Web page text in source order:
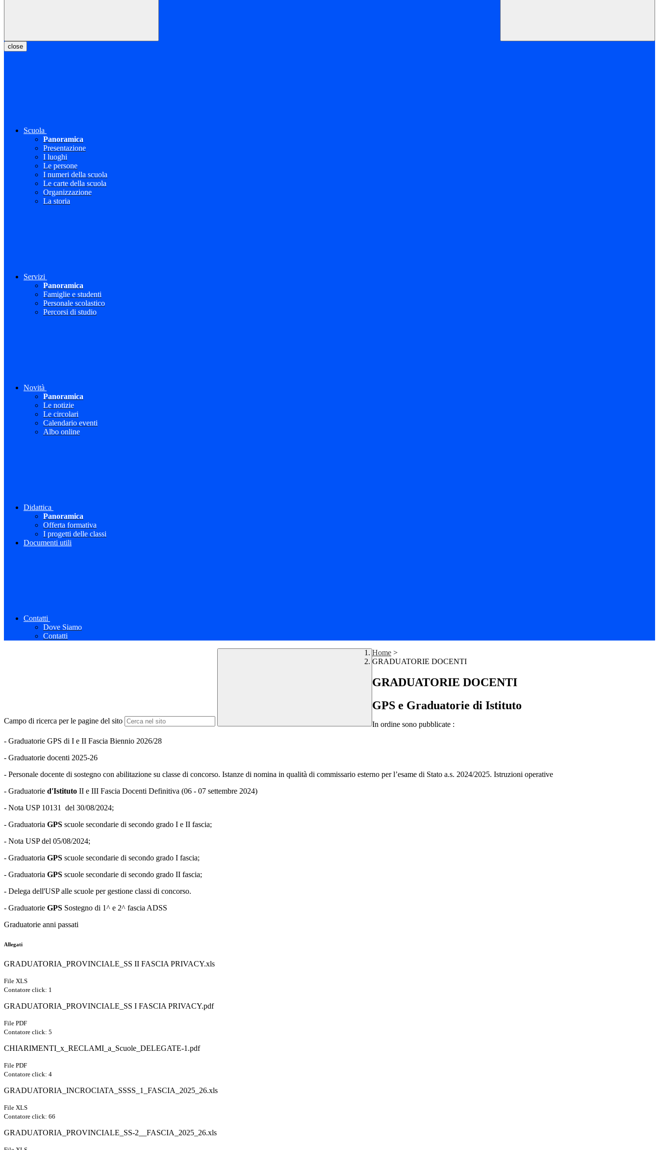
close
Scuola
Panoramica
Presentazione
I luoghi
Le persone
I numeri della scuola
Le carte della scuola
Organizzazione
La storia
Servizi
Panoramica
Famiglie e studenti
Personale scolastico
Percorsi di studio
Novità
Panoramica
Le notizie
Le circolari
Calendario eventi
Albo online
Didattica
Panoramica
Offerta formativa
I progetti delle classi
Documenti utili
Contatti
Dove Siamo
Contatti
Campo di ricerca per le pagine del sito
Home >
GRADUATORIE DOCENTI
GRADUATORIE DOCENTI
GPS e Graduatorie di Istituto
In ordine sono pubblicate :
- Graduatorie GPS di I e II Fascia Biennio 2026/28
- Graduatorie docenti 2025-26
- Personale docente di sostegno con abilitazione su classe di concorso. Istanze di nomina in qualità di commissario esterno per l’esame di Stato a.s. 2024/2025. Istruzioni operative
- Graduatorie d'Istituto II e III Fascia Docenti Definitiva (06 - 07 settembre 2024)
- Nota USP 10131 del 30/08/2024;
- Graduatoria GPS scuole secondarie di secondo grado I e II fascia;
- Nota USP del 05/08/2024;
- Graduatoria GPS scuole secondarie di secondo grado I fascia;
- Graduatoria GPS scuole secondarie di secondo grado II fascia;
- Delega dell'USP alle scuole per gestione classi di concorso.
- Graduatorie GPS Sostegno di 1^ e 2^ fascia ADSS
Graduatorie anni passati
Allegati
GRADUATORIA_PROVINCIALE_SS II FASCIA PRIVACY.xls
File XLS
Contatore click: 1
GRADUATORIA_PROVINCIALE_SS I FASCIA PRIVACY.pdf
File PDF
Contatore click: 5
CHIARIMENTI_x_RECLAMI_a_Scuole_DELEGATE-1.pdf
File PDF
Contatore click: 4
GRADUATORIA_INCROCIATA_SSSS_1_FASCIA_2025_26.xls
File XLS
Contatore click: 66
GRADUATORIA_PROVINCIALE_SS-2__FASCIA_2025_26.xls